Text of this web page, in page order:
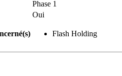
Phase 1
Oui
Flash Holding